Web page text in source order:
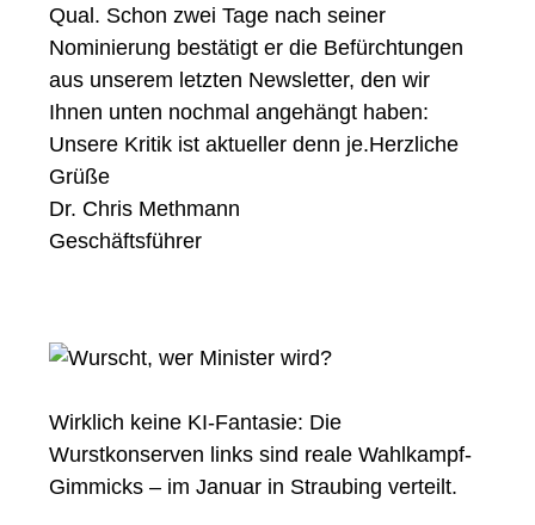
Qual. Schon zwei Tage nach seiner
Nominierung bestätigt er die Befürchtungen
aus unserem letzten Newsletter, den wir
Ihnen unten nochmal angehängt haben:
Unsere Kritik ist aktueller denn je.Herzliche
Grüße
Dr. Chris Methmann
Geschäftsführer
Wirklich keine KI-Fantasie: Die
Wurstkonserven links sind reale Wahlkampf-
Gimmicks – im Januar in Straubing verteilt.